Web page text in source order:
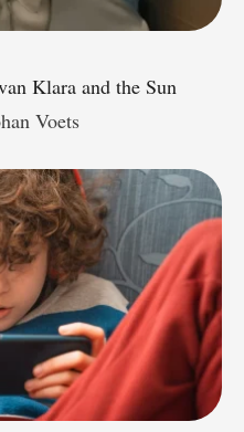
Klara and the Sun
Voets